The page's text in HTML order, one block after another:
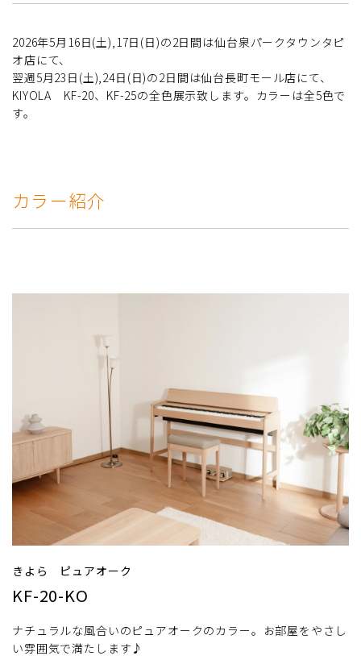
2026年5月16日(土),17日(日)の2日間は仙台泉パークタウンタピ
オ店にて、
翌週5月23日(土),24日(日)の2日間は仙台長町モール店にて、
KIYOLA KF-20、KF-25の全色展示致します。カラーは全5色で
す。
カラー紹介
きよら ピュアオーク
KF-20-KO
ナチュラルな風合いのピュアオークのカラー。お部屋をやさし
い雰囲気で満たします♪